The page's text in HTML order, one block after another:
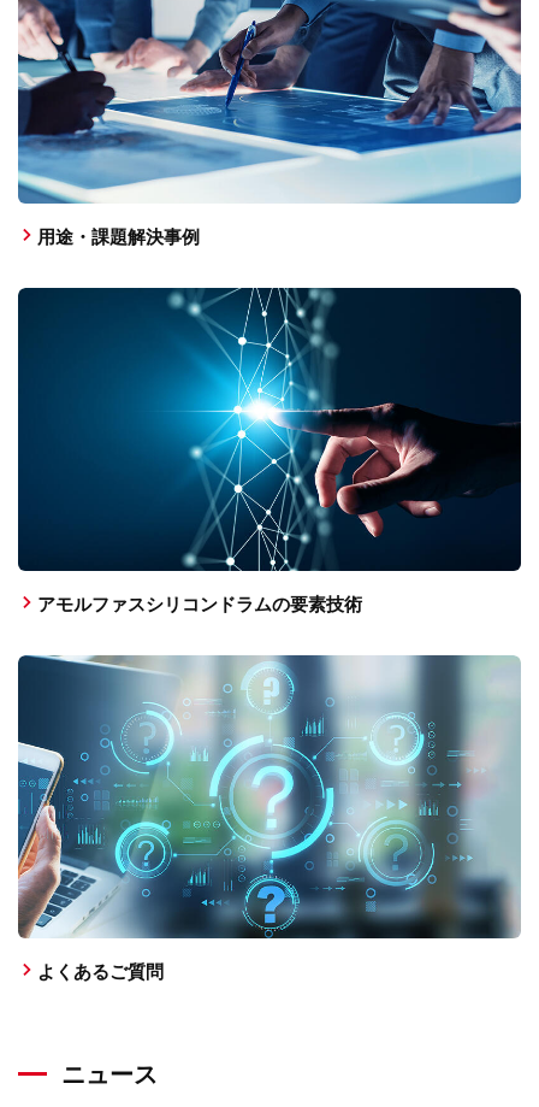
用途・課題解決事例
アモルファスシリコンドラムの要素技術
よくあるご質問
ニュース